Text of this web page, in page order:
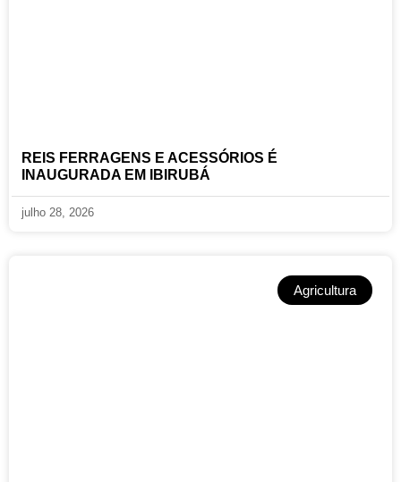
REIS FERRAGENS E ACESSÓRIOS É
INAUGURADA EM IBIRUBÁ
julho 28, 2026
Agricultura